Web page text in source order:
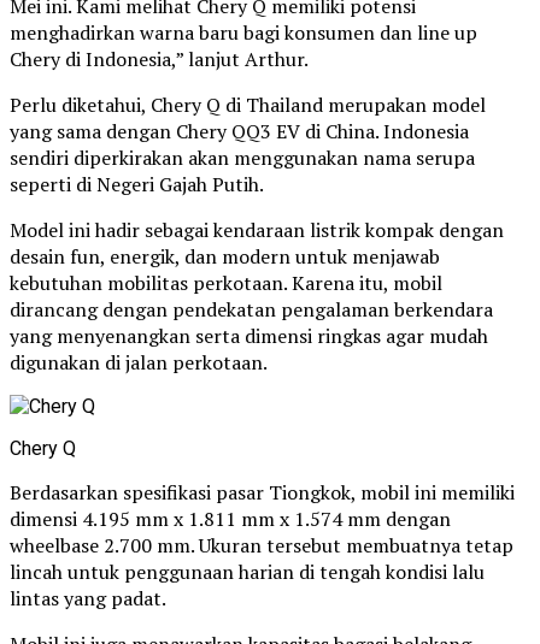
Mei ini. Kami melihat Chery Q memiliki potensi
menghadirkan warna baru bagi konsumen dan line up
Chery di Indonesia,” lanjut Arthur.
Perlu diketahui, Chery Q di Thailand merupakan model
yang sama dengan Chery QQ3 EV di China. Indonesia
sendiri diperkirakan akan menggunakan nama serupa
seperti di Negeri Gajah Putih.
Model ini hadir sebagai kendaraan listrik kompak dengan
desain fun, energik, dan modern untuk menjawab
kebutuhan mobilitas perkotaan. Karena itu, mobil
dirancang dengan pendekatan pengalaman berkendara
yang menyenangkan serta dimensi ringkas agar mudah
digunakan di jalan perkotaan.
Chery Q
Berdasarkan spesifikasi pasar Tiongkok, mobil ini memiliki
dimensi 4.195 mm x 1.811 mm x 1.574 mm dengan
wheelbase 2.700 mm. Ukuran tersebut membuatnya tetap
lincah untuk penggunaan harian di tengah kondisi lalu
lintas yang padat.